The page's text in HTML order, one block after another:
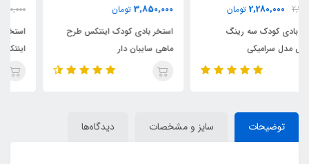
3,850,000 تومان
استخر بادی کودک اینتکس طرح
ماهی سایبان دار
3,400,000
استخر بادی سه رینگ کودک
اینتکس طرح جدید قطر 147
توضیحات سایز و مشخصات دیدگاه‌ها